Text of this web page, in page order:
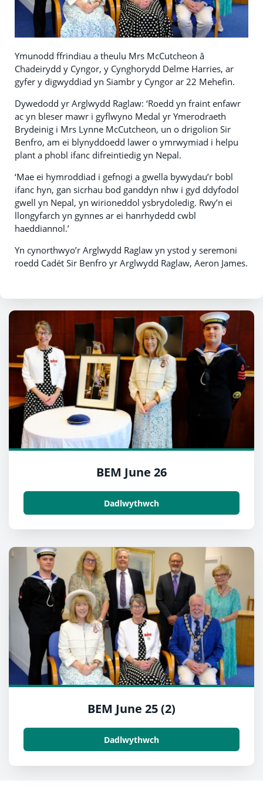
Ymunodd ffrindiau a theulu Mrs McCutcheon â
Chadeirydd y Cyngor, y Cynghorydd Delme Harries, ar
gyfer y digwyddiad yn Siambr y Cyngor ar 22 Mehefin.
Dywedodd yr Arglwydd Raglaw: ‘Roedd yn fraint enfawr
ac yn bleser mawr i gyflwyno Medal yr Ymerodraeth
Brydeinig i Mrs Lynne McCutcheon, un o drigolion Sir
Benfro, am ei blynyddoedd lawer o ymrwymiad i helpu
plant a phobl ifanc difreintiedig yn Nepal.
‘Mae ei hymroddiad i gefnogi a gwella bywydau’r bobl
ifanc hyn, gan sicrhau bod ganddyn nhw i gyd ddyfodol
gwell yn Nepal, yn wirioneddol ysbrydoledig. Rwy’n ei
llongyfarch yn gynnes ar ei hanrhydedd cwbl
haeddiannol.’
Yn cynorthwyo’r Arglwydd Raglaw yn ystod y seremoni
roedd Cadét Sir Benfro yr Arglwydd Raglaw, Aeron James.
BEM June 26
Dadlwythwch
BEM June 25 (2)
Dadlwythwch